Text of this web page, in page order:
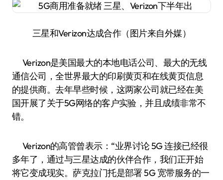
三星和Verizon达成合作（图片来自外媒）
Verizon是美国最大的本地电话公司、最大的无线
通信公司，全世界最大的印刷黄页和在线黄页信息
的提供商。去年早些时候，这两家公司就已经在美
国开展了关于5G网络的客户实验，并且成绩非常不
错。
Verizon的高管曾表示：“业界讨论 5G 连接已经很
多年了，通过与三星达成的伙伴合作，我们正开始
将它变成现实。萨克拉门托是部署 5G 宽带服务的一